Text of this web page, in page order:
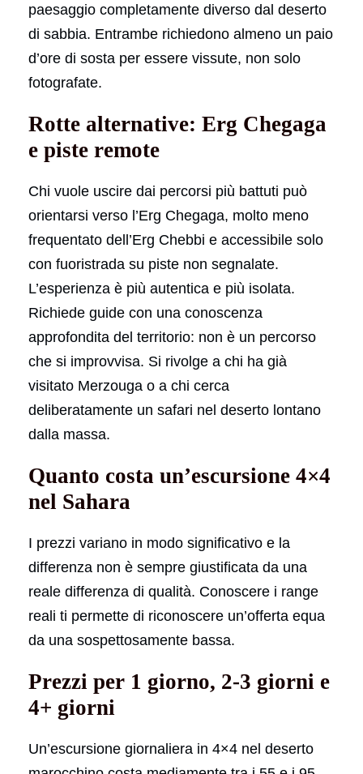
paesaggio completamente diverso dal deserto
di sabbia. Entrambe richiedono almeno un paio
d’ore di sosta per essere vissute, non solo
fotografate.
Rotte alternative: Erg Chegaga
e piste remote
Chi vuole uscire dai percorsi più battuti può
orientarsi verso l’Erg Chegaga, molto meno
frequentato dell’Erg Chebbi e accessibile solo
con fuoristrada su piste non segnalate.
L’esperienza è più autentica e più isolata.
Richiede guide con una conoscenza
approfondita del territorio: non è un percorso
che si improvvisa. Si rivolge a chi ha già
visitato Merzouga o a chi cerca
deliberatamente un safari nel deserto lontano
dalla massa.
Quanto costa un’escursione 4×4
nel Sahara
I prezzi variano in modo significativo e la
differenza non è sempre giustificata da una
reale differenza di qualità. Conoscere i range
reali ti permette di riconoscere un’offerta equa
da una sospettosamente bassa.
Prezzi per 1 giorno, 2-3 giorni e
4+ giorni
Un’escursione giornaliera in 4×4 nel deserto